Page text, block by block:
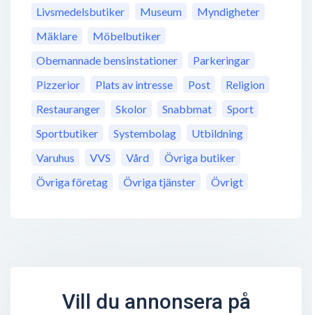
Livsmedelsbutiker
Museum
Myndigheter
Mäklare
Möbelbutiker
Obemannade bensinstationer
Parkeringar
Pizzerior
Plats av intresse Post
Religion
Restauranger
Skolor Snabbmat
Sport
Sportbutiker
Systembolag
Utbildning
Varuhus
VVS Vård
Övriga butiker
Övriga företag
Övriga tjänster Övrigt
Vill du annonsera på